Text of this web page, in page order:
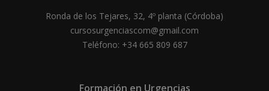
Ronda de los Tejares, 32, 4º planta (Córdoba)
cursosurgenciascom@gmail.com
Teléfono: +34 665 809 687
Formación en Urgencias